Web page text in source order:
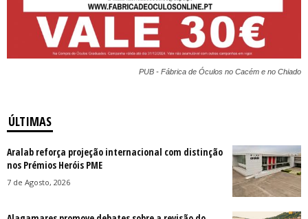
PUB - Fábrica de Óculos no Cacém e no Chiado
ÚLTIMAS
Aralab reforça projeção internacional com distinção
nos Prémios Heróis PME
7 de Agosto, 2026